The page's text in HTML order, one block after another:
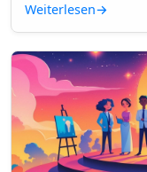
Weiterlesen→